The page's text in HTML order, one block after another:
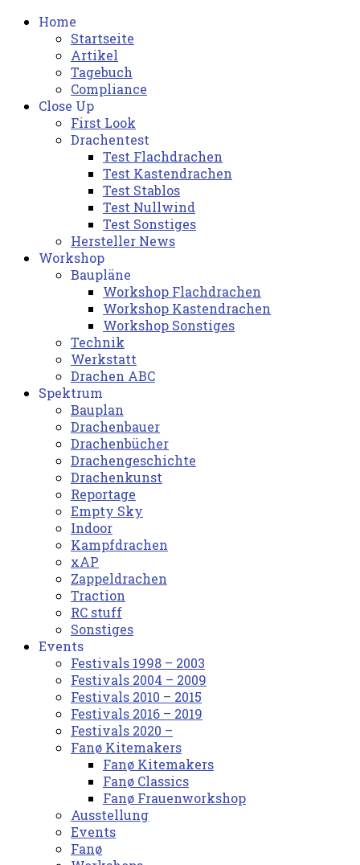
Home
Startseite
Artikel
Tagebuch
Compliance
Close Up
First Look
Drachentest
Test Flachdrachen
Test Kastendrachen
Test Stablos
Test Nullwind
Test Sonstiges
Hersteller News
Workshop
Baupläne
Workshop Flachdrachen
Workshop Kastendrachen
Workshop Sonstiges
Technik
Werkstatt
Drachen ABC
Spektrum
Bauplan
Drachenbauer
Drachenbücher
Drachengeschichte
Drachenkunst
Reportage
Empty Sky
Indoor
Kampfdrachen
xAP
Zappeldrachen
Traction
RC stuff
Sonstiges
Events
Festivals 1998 – 2003
Festivals 2004 – 2009
Festivals 2010 – 2015
Festivals 2016 – 2019
Festivals 2020 –
Fanø Kitemakers
Fanø Kitemakers
Fanø Classics
Fanø Frauenworkshop
Ausstellung
Events
Fanø